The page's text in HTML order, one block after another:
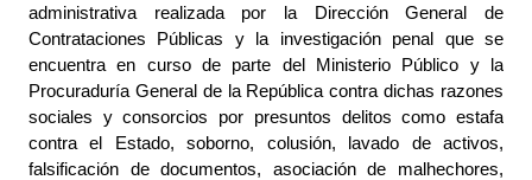
administrativa realizada por la Dirección General de
Contrataciones Públicas y la investigación penal que se
encuentra en curso de parte del Ministerio Público y la
Procuraduría General de la República contra dichas razones
sociales y consorcios por presuntos delitos como estafa
contra el Estado, soborno, colusión, lavado de activos,
falsificación de documentos, asociación de malhechores,